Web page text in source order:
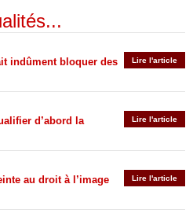
Lire l'article
indûment bloquer des
Lire l'article
d’abord la
Lire l'article
au droit à l’image